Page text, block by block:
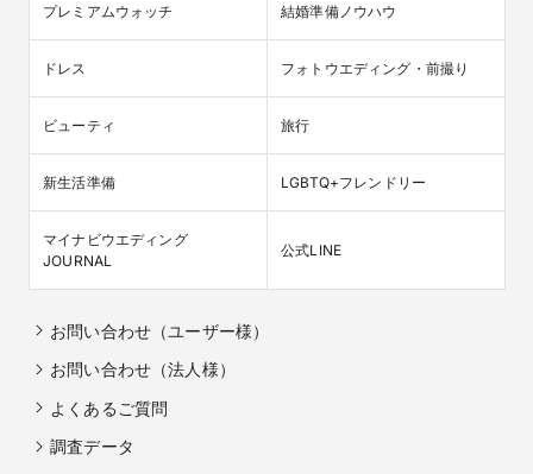
プレミアムウォッチ 結婚準備ノウハウ
ドレス フォトウエディング・前撮り
ビューティ 旅行
新生活準備 LGBTQ+フレンドリー
マイナビウエディング
JOURNAL
公式LINE
お問い合わせ（ユーザー様）
お問い合わせ（法人様）
よくあるご質問
調査データ